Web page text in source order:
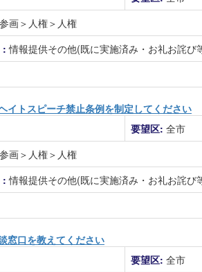
画＞人権＞人権
:情報提供その他(既に実施済み・お礼お詫び
イトスピーチ禁止条例を制定してください
要望区: 全市
画＞人権＞人権
:情報提供その他(既に実施済み・お礼お詫び
窓口を教えてください
要望区: 全市